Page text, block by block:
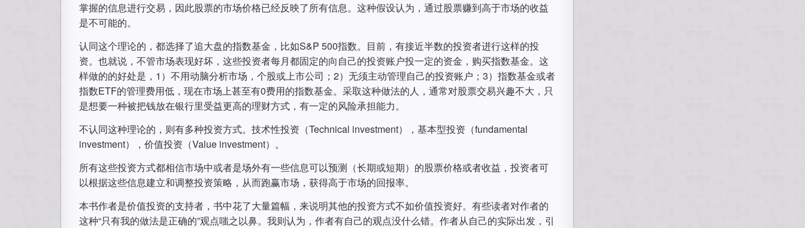
掌握的信息进行交易，因此股票的市场价格已经反映了所有信息。这种假设认为，通过股票赚到高于市场的收益
是不可能的。
认同这个理论的，都选择了追大盘的指数基金，比如S&P 500指数。目前，有接近半数的投资者进行这样的投
资。也就说，不管市场表现好坏，这些投资者每月都固定的向自己的投资账户投一定的资金，购买指数基金。这
样做的的好处是，1）不用动脑分析市场，个股或上市公司；2）无须主动管理自己的投资账户；3）指数基金或者
指数ETF的管理费用低，现在市场上甚至有0费用的指数基金。采取这种做法的人，通常对股票交易兴趣不大，只
是想要一种被把钱放在银行里受益更高的理财方式，有一定的风险承担能力。
不认同这种理论的，则有多种投资方式。技术性投资（Technical investment），基本型投资（fundamental
investment），价值投资（Value investment）。
所有这些投资方式都相信市场中或者是场外有一些信息可以预测（长期或短期）的股票价格或者收益，投资者可
以根据这些信息建立和调整投资策略，从而跑赢市场，获得高于市场的回报率。
本书作者是价值投资的支持者，书中花了大量篇幅，来说明其他的投资方式不如价值投资好。有些读者对作者的
这种“只有我的做法是正确的”观点嗤之以鼻。我则认为，作者有自己的观点没什么错。作者从自己的实际出发，引